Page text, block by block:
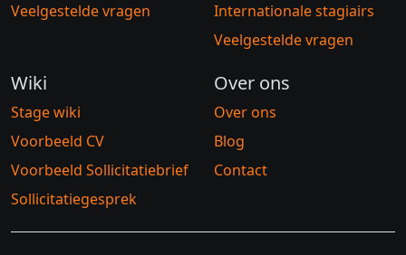
Veelgestelde vragen
Internationale stagiairs
Veelgestelde vragen
Wiki
Stage wiki
Voorbeeld CV
Voorbeeld Sollicitatiebrief
Sollicitatiegesprek
Over ons
Over ons
Blog
Contact